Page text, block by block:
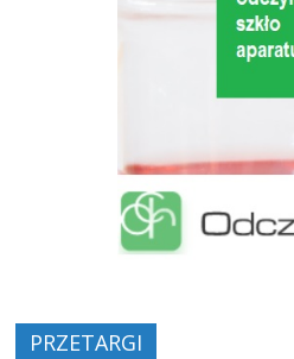
PRZETARGI